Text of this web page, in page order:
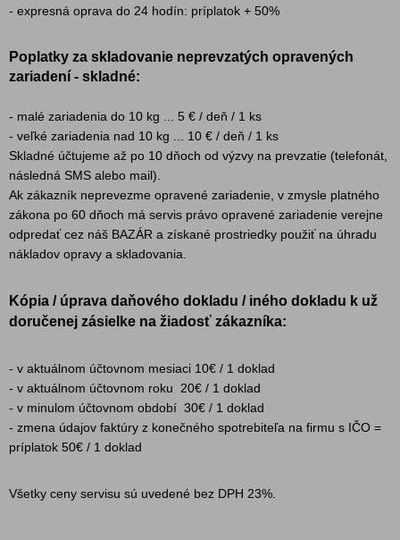
- expresná oprava do 24 hodín: príplatok + 50%
Poplatky za skladovanie neprevzatých opravených
zariadení - skladné:
- malé zariadenia do 10 kg ... 5 € / deň / 1 ks
- veľké zariadenia nad 10 kg ... 10 € / deň / 1 ks
Skladné účtujeme až po 10 dňoch od výzvy na prevzatie (telefonát,
následná SMS alebo mail).
Ak zákazník neprevezme opravené zariadenie, v zmysle platného
zákona po 60 dňoch má servis právo opravené zariadenie verejne
odpredať cez náš BAZÁR a získané prostriedky použiť na úhradu
nákladov opravy a skladovania.
Kópia / úprava daňového dokladu / iného dokladu k už
doručenej zásielke na žiadosť zákazníka:
- v aktuálnom účtovnom mesiaci 10€ / 1 doklad
- v aktuálnom účtovnom roku 20€ / 1 doklad
- v minulom účtovnom období 30€ / 1 doklad
- zmena údajov faktúry z konečného spotrebiteľa na firmu s IČO =
príplatok 50€ / 1 doklad
Všetky ceny servisu sú uvedené bez DPH 23%.